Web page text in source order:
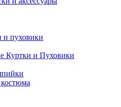
и пуховики
Куртки и Пуховики